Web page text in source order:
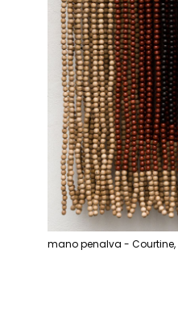
mano penalva - Courtine,